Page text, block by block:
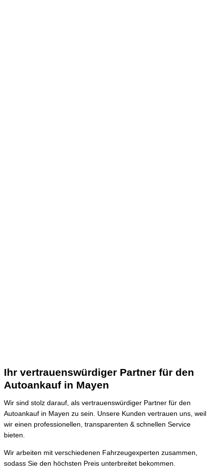
Ihr vertrauenswürdiger Partner für den
Autoankauf in Mayen
Wir sind stolz darauf, als vertrauenswürdiger Partner für den
Autoankauf in Mayen zu sein. Unsere Kunden vertrauen uns, weil
wir einen professionellen, transparenten & schnellen Service
bieten.
Wir arbeiten mit verschiedenen Fahrzeugexperten zusammen,
sodass Sie den höchsten Preis unterbreitet bekommen.